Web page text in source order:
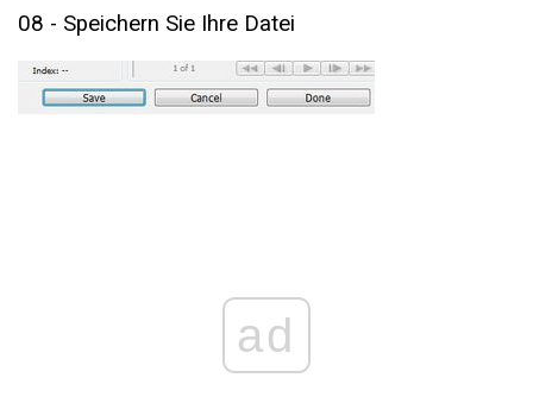
08 - Speichern Sie Ihre Datei
ad